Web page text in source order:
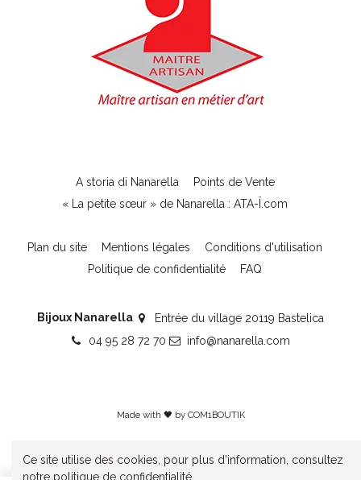
A storia di Nanarella
Points de Vente
« La petite sœur » de Nanarella : ATA-Ï.com
Plan du site Mentions légales
Conditions d'utilisation
Politique de confidentialité
FAQ
Bijoux Nanarella
Entrée du village 20119 Bastelica
04 95 28 72 70
info@nanarella.com
Made with 🖤 by COM1BOUTIK
Ce site utilise des cookies, pour plus d'information, consultez
notre politique de confidentialité